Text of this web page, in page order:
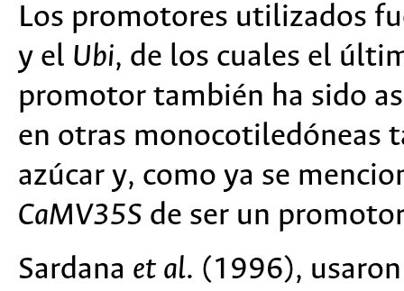
Los promotores utilizados
y el Ubi, de los cuales el
promotor también ha sido
en otras monocotiledóneas
azúcar y, como ya se
CaMV35S de ser un
Sardana et al. (1996),